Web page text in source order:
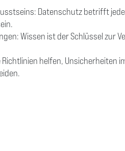
Datenschutz betrifft
Wissen ist der Schlüssel zur
helfen, Unsicherheiten